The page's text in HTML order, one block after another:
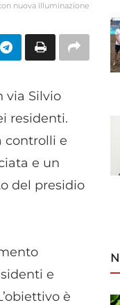
nuova illuminazione
via Silvio
residenti.
controlli e
e un
del presidio
e
è